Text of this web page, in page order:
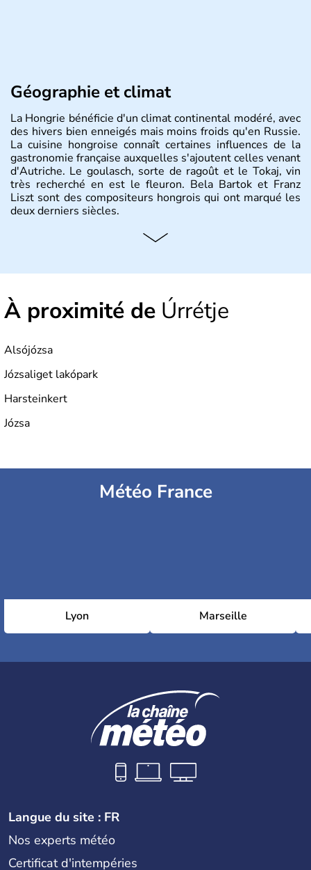
Géographie et climat
La Hongrie bénéficie d'un climat continental modéré, avec
des hivers bien enneigés mais moins froids qu'en Russie.
La cuisine hongroise connaît certaines influences de la
gastronomie française auxquelles s'ajoutent celles venant
d'Autriche. Le goulasch, sorte de ragoût et le Tokaj, vin
très recherché en est le fleuron. Bela Bartok et Franz
Liszt sont des compositeurs hongrois qui ont marqué les
deux derniers siècles.
Histoire et administration
depuis 2004, la Hongrie est aussi appelée « pays magyar
pays dont la langue est bien-sûr le hongrois et la
monnaie le forint. Sa capitale s'appelle Budapest.
développée en Hongrie.
À proximité de Úrrétje
Alsójózsa
Józsaliget lakópark
Harsteinkert
Józsa
Météo France
Lyon Marseille
Langue du site : FR
Nos experts météo
Certificat d'intempéries